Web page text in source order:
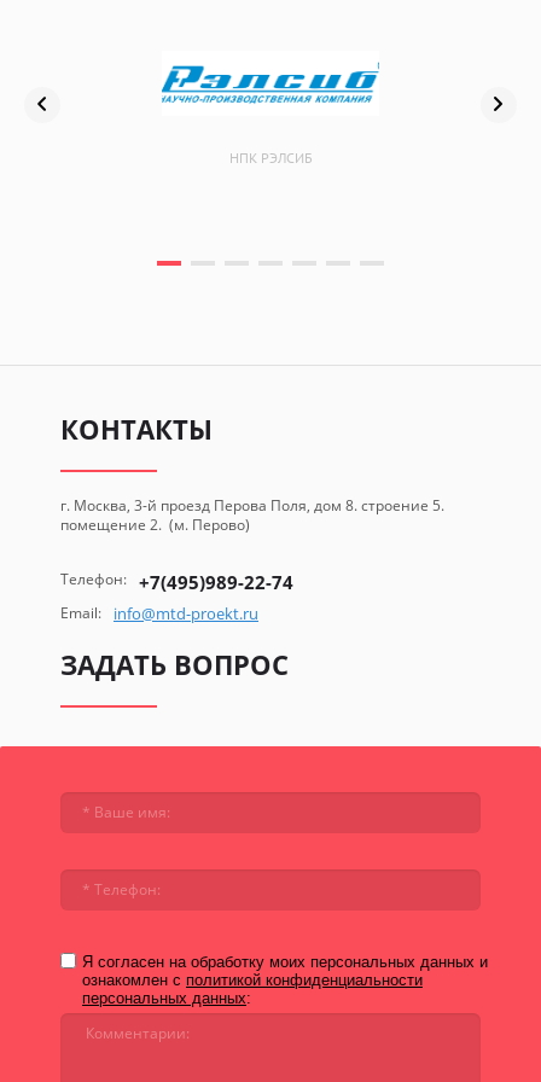
НПК РЭЛСИБ
КОНТАКТЫ
г. Москва, 3-й проезд Перова Поля, дом 8. строение 5.
помещение 2. (м. Перово)
Телефон: +7(495)989-22-74
Email: info@mtd-proekt.ru
ЗАДАТЬ ВОПРОС
Я согласен на обработку моих персональных данных и
ознакомлен с политикой конфиденциальности
персональных данных: